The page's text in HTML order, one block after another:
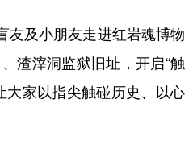
友及小朋友走进红岩魂博物
渣滓洞监狱旧址，开启“触
大家以指尖触碰历史、以心